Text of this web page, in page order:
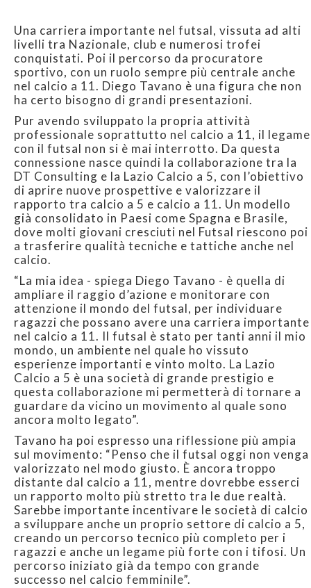
Una carriera importante nel futsal, vissuta ad alti
livelli tra Nazionale, club e numerosi trofei
conquistati. Poi il percorso da procuratore
sportivo, con un ruolo sempre più centrale anche
nel calcio a 11. Diego Tavano è una figura che non
ha certo bisogno di grandi presentazioni.
Pur avendo sviluppato la propria attività
professionale soprattutto nel calcio a 11, il legame
con il futsal non si è mai interrotto. Da questa
connessione nasce quindi la collaborazione tra la
DT Consulting e la Lazio Calcio a 5, con l’obiettivo
di aprire nuove prospettive e valorizzare il
rapporto tra calcio a 5 e calcio a 11. Un modello
già consolidato in Paesi come Spagna e Brasile,
dove molti giovani cresciuti nel Futsal riescono poi
a trasferire qualità tecniche e tattiche anche nel
calcio.
“La mia idea - spiega Diego Tavano - è quella di
ampliare il raggio d’azione e monitorare con
attenzione il mondo del futsal, per individuare
ragazzi che possano avere una carriera importante
nel calcio a 11. Il futsal è stato per tanti anni il mio
mondo, un ambiente nel quale ho vissuto
esperienze importanti e vinto molto. La Lazio
Calcio a 5 è una società di grande prestigio e
questa collaborazione mi permetterà di tornare a
guardare da vicino un movimento al quale sono
ancora molto legato”.
Tavano ha poi espresso una riflessione più ampia
sul movimento: “Penso che il futsal oggi non venga
valorizzato nel modo giusto. È ancora troppo
distante dal calcio a 11, mentre dovrebbe esserci
un rapporto molto più stretto tra le due realtà.
Sarebbe importante incentivare le società di calcio
a sviluppare anche un proprio settore di calcio a 5,
creando un percorso tecnico più completo per i
ragazzi e anche un legame più forte con i tifosi. Un
percorso iniziato già da tempo con grande
successo nel calcio femminile”.